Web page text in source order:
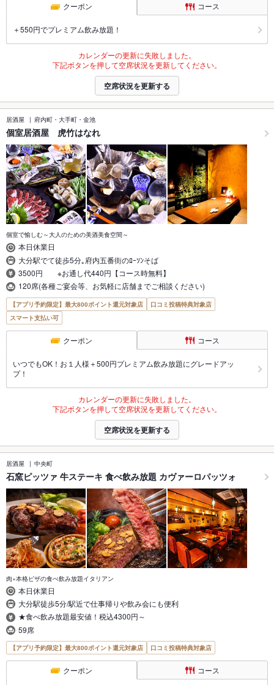
クーポン コース
＋550円でプレミアム飲み放題！
カレンダーの更新に失敗しました。
下記ボタンを押して空席状況を更新してください。
空席状況を更新する
居酒屋 府内町・大手町・金池
個室居酒屋 虎竹はなれ
個室で愉しむ～大人のための美酒美食空間～
本日休業日
大分駅でて徒歩5分｡府内五番街のﾛｰｿﾝそば
3500円 ※お通し代440円【コース時無料】
120席(各種ご宴会等、お気軽に店舗までご相談ください)
【アプリ予約限定】最大800ポイント還元対象店
口コミ投稿特典対象店
スマート支払い可
クーポン コース
いつでもOK！お１人様＋500円プレミアム飲み放題にグレードアッ
プ！
カレンダーの更新に失敗しました。
下記ボタンを押して空席状況を更新してください。
空席状況を更新する
居酒屋 中央町
石窯ピッツァ 牛ステーキ 食べ飲み放題 カヴァーロパッツォ
肉×本格ピザの食べ飲み放題イタリアン
本日休業日
大分駅徒歩5分/駅近で仕事帰りや飲み会にも便利
★食べ飲み放題最安値！税込4300円～
59席
【アプリ予約限定】最大800ポイント還元対象店 口コミ投稿特典対象店
クーポン コース